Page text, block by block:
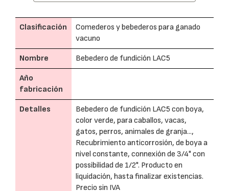
Clasificación
Comederos y bebederos para ganado
vacuno
Nombre Bebedero de fundición LAC5
Año
fabricación
Detalles
Bebedero de fundición LAC5 con boya,
color verde, para caballos, vacas,
gatos, perros, animales de granja...,
Recubrimiento anticorrosión, de boya a
nivel constante, connexión de 3/4" con
possibilidad de 1/2". Producto en
liquidación, hasta finalizar existencias.
Precio sin IVA